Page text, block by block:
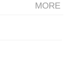
MORE